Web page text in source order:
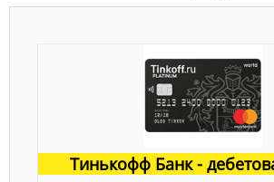
Тинькофф Банк -